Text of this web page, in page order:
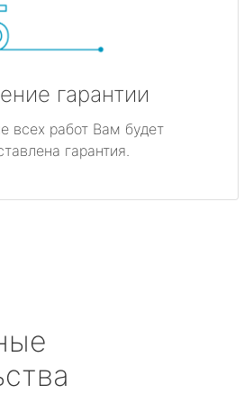
гарантии
всех работ Вам будет
гарантия.